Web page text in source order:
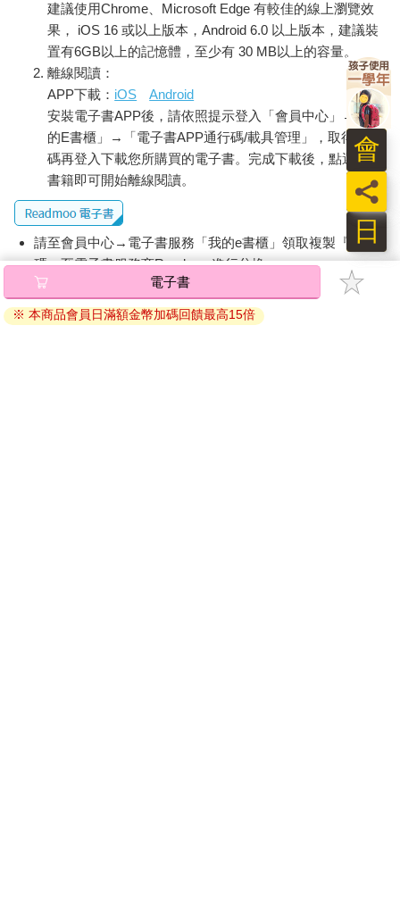
建議使用Chrome、Microsoft Edge 有較佳的線上瀏覽效
果， iOS 16 或以上版本，Android 6.0 以上版本，建議裝
置有6GB以上的記憶體，至少有 30 MB以上的容量。
離線閱讀：
APP下載： iOS
Android
安裝電子書APP後，請依照提示登入「會員中心」→「我
的E書櫃」→「電子書APP通行碼/載具管理」，取得通行
碼再登入下載您所購買的電子書。完成下載後，點選任一
書籍即可開始離線閱讀。
請至會員中心→電子書服務「我的e書櫃」領取複製『兌換
碼』至電子書服務商Readmoo進行兌換。
退換貨須知：
因版權保護，您在金石堂所購買的電子書僅能以金石堂專屬
電子書
※ 本商品會員日滿額金幣加碼回饋最高15倍
日
員
會